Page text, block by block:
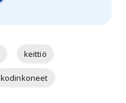
keittiö
kodinkoneet